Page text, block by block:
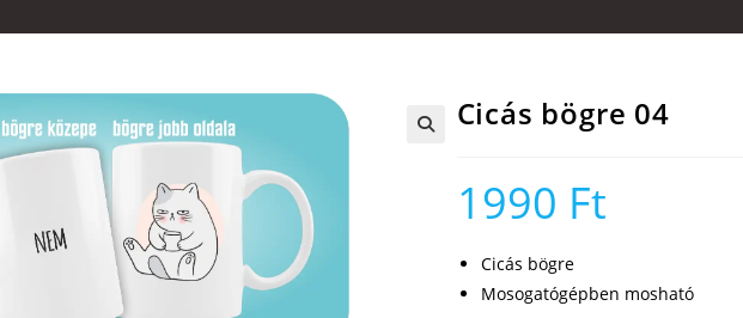
Cicás bögre 04
1990 Ft
Cicás bögre
Mosogatógépben mosható